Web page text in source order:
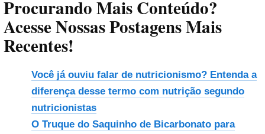
Procurando Mais Conteúdo?
Acesse Nossas Postagens Mais
Recentes!
Você já ouviu falar de nutricionismo? Entenda a
diferença desse termo com nutrição segundo
nutricionistas
O Truque do Saquinho de Bicarbonato para